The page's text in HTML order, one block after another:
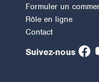
Formuler un
Rôle en ligne
Contact
Suivez-nous